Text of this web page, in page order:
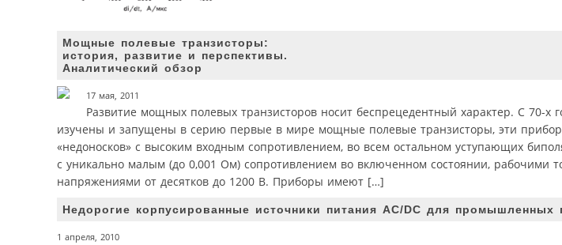
Мощные полевые транзисторы:
история, развитие и перспективы.
Аналитический обзор
17 мая, 2011
Развитие мощных полевых транзисторов носит беспрецедентный характер. С 70-х
изучены и запущены в серию первые в мире мощные полевые транзисторы, эти
«недоносков» с высоким входным сопротивлением, во всем остальном уступающих
с уникально малым (до 0,001 Ом) сопротивлением во включенном состоянии, рабочими
напряжениями от десятков до 1200 В. Приборы имеют […]
Недорогие корпусированные источники питания AC/DC для промышленных
1 апреля, 2010